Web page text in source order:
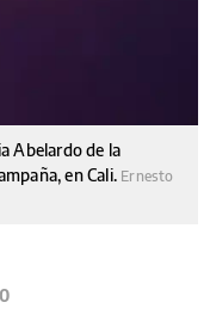
Abelardo de la
en Cali. Ernesto
0